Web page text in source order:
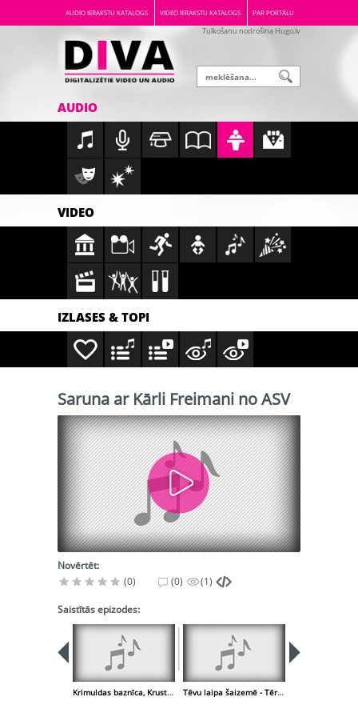
AUDIO IERAKSTU KATALOGS VIDEO IERAKSTU KATALOGS PAR PORTĀLU
Tulkošanu nodrošina Hugo.lv
AUDIO
VIDEO
IZLASES & TOPI
Saruna ar Kārli Freimani no ASV
Novērtēt:
(0)
(0) (1)
Saistītās epizodes:
Krimuldas baznīca, Krusta skola Tēvu laipa šaizemē - Tērvetes pagasts, Dobeles rajona